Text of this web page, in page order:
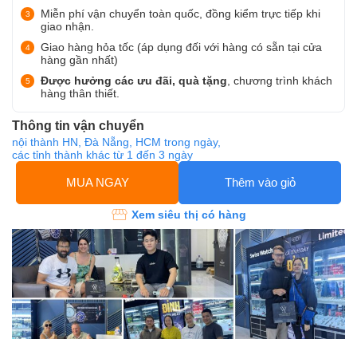
Miễn phí vận chuyển toàn quốc, đồng kiểm trực tiếp khi
giao nhận.
Giao hàng hỏa tốc (áp dụng đối với hàng có sẵn tại cửa
hàng gần nhất)
Được hưởng các ưu đãi, quà tặng , chương trình khách
hàng thân thiết.
Thông tin vận chuyển
nội thành HN, Đà Nẵng, HCM trong ngày,
các tỉnh thành khác từ 1 đến 3 ngày
MUA NGAY Thêm vào giỏ
Xem siêu thị có hàng